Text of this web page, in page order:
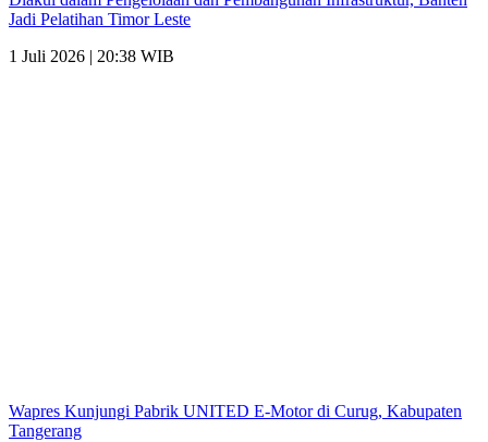
Jadi Pelatihan Timor Leste
1 Juli 2026 | 20:38 WIB
Wapres Kunjungi Pabrik UNITED E-Motor di Curug, Kabupaten
Tangerang